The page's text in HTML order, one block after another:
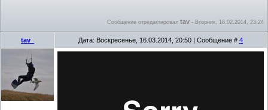
Сообщение отредактировал tav - Вторник, 18.02.2014, 23:24
tav_ Дата: Воскресенье, 16.03.2014, 20:50 | Сообщение # 4